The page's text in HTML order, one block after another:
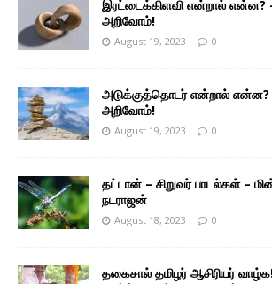
இரட்டைக்கிளவி என்றால்
அறிவோம்!
August 19, 2023 0
அடுக்குத்தொடர் என்றால்
அறிவோம்!
August 19, 2023 0
தட்டான் – சிறுவர் பாடல்கள் –
நடராஜன்
August 18, 2023 0
தகைசால் தமிழர் ஆசிரியர்